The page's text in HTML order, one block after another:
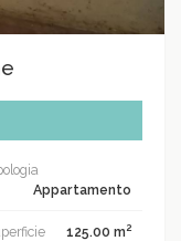
Appartamento
125.00 m2